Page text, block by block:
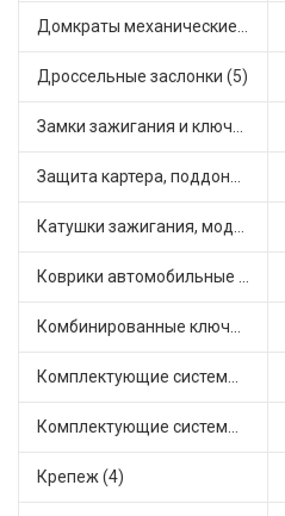
Домкраты механические (1)
Дроссельные заслонки (5)
Замки зажигания и ключи (4)
Защита картера, поддона, КПП (1)
Катушки зажигания, модули зажигания (14)
Коврики автомобильные (3)
Комбинированные ключи (1)
Комплектующие системы выпуска отработавших газов (11)
Комплектующие системы питания (11)
Крепеж (4)